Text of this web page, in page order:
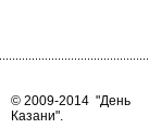
© 2009-2014 "День
Казани".